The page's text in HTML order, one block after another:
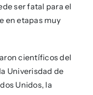
ser fatal para el
en etapas muy
científicos del
Univerisdad de
Unidos, la